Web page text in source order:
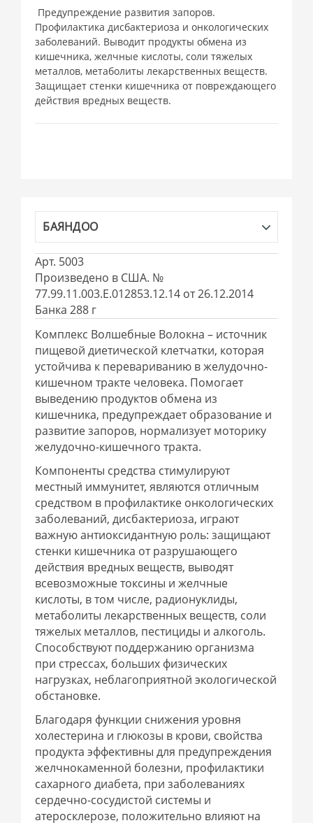
Предупреждение развития запоров.
Профилактика дисбактериоза и онкологических
заболеваний. Выводит продукты обмена из
кишечника, желчные кислоты, соли тяжелых
металлов, метаболиты лекарственных веществ.
Защищает стенки кишечника от повреждающего
действия вредных веществ.
БАЯНДОО
Арт. 5003
Произведено в США. №
77.99.11.003.Е.012853.12.14 от 26.12.2014
Банка 288 г
Комплекс Волшебные Волокна – источник
пищевой диетической клетчатки, которая
устойчива к перевариванию в желудочно-
кишечном тракте человека. Помогает
выведению продуктов обмена из
кишечника, предупреждает образование и
развитие запоров, нормализует моторику
желудочно-кишечного тракта.
Компоненты средства стимулируют
местный иммунитет, являются отличным
средством в профилактике онкологических
заболеваний, дисбактериоза, играют
важную антиоксидантную роль: защищают
стенки кишечника от разрушающего
действия вредных веществ, выводят
всевозможные токсины и желчные
кислоты, в том числе, радионуклиды,
метаболиты лекарственных веществ, соли
тяжелых металлов, пестициды и алкоголь.
Способствуют поддержанию организма
при стрессах, больших физических
нагрузках, неблагоприятной экологической
обстановке.
Благодаря функции снижения уровня
холестерина и глюкозы в крови, свойства
продукта эффективны для предупреждения
желчнокаменной болезни, профилактики
сахарного диабета, при заболеваниях
сердечно-сосудистой системы и
атеросклерозе, положительно влияют на